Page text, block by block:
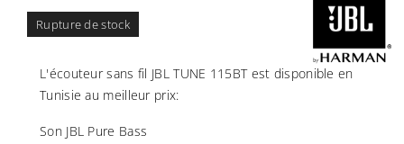
Rupture de stock
L'écouteur sans fil JBL TUNE 115BT est disponible en
Tunisie au meilleur prix:
Son JBL Pure Bass